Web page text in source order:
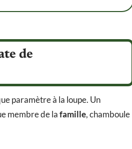
de
paramètre à la loupe. Un
membre de lafamille, chamboule